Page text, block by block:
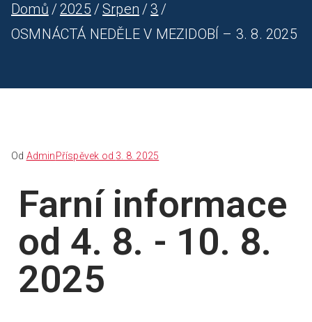
Domů 2025 Srpen
3
OSMNÁCTÁ NEDĚLE V MEZIDOBÍ – 3. 8. 2025
Od AdminPříspěvek od 3. 8. 2025
Farní informace
od 4. 8. - 10. 8.
2025